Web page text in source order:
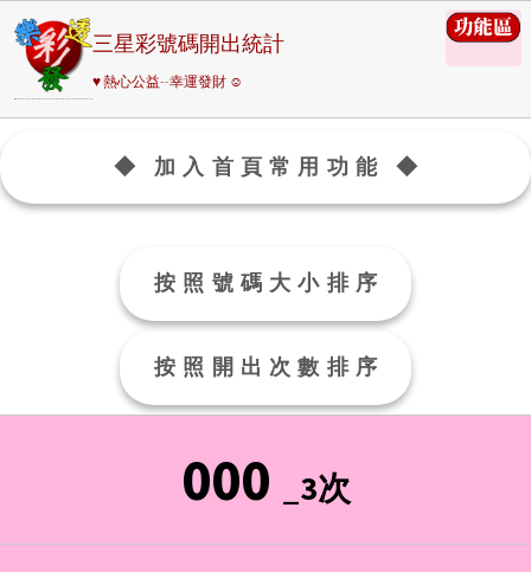
三星彩號碼開出統計
♥ 熱心公益--幸運發財 ☺
◆ 加入首頁常用功能 ◆
按照號碼大小排序
按照開出次數排序
000 _3次